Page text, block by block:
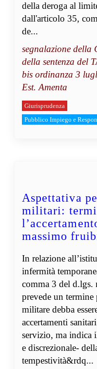
della deroga al
dall'articolo 35,
de...
segnalazione della
della sentenza del
bis ordinanza 3
Est. Amenta
Giurisprudenza
Pubblico Impiego e
Aspettativa
militari:
massimo
In relazione
infermità
comma 3 del
prevede un
militare debba
accertamenti
servizio, ma indica
e discrezionale-
tempestività&rdq...